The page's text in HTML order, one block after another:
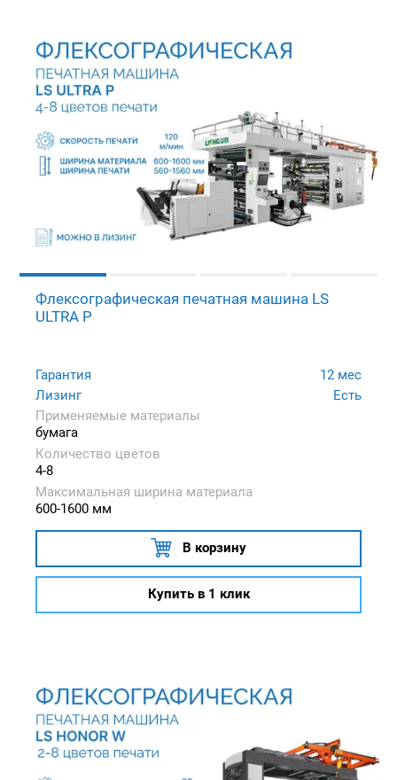
Флексографическая печатная машина LS
ULTRA P
Гарантия
12 мес
Лизинг
Есть
Применяемые материалы
бумага
Количество цветов
4-8
Максимальная ширина материала
600-1600 мм
В корзину
Купить в 1 клик